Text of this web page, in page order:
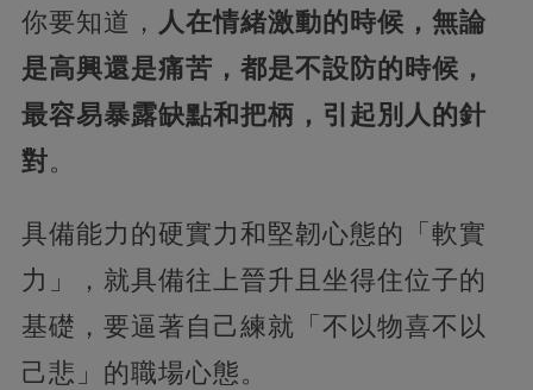
你要知道， 人在情緒激動的時候，無論
是高興還是痛苦，都是不設防的時候，
最容易暴露缺點和把柄，引起別人的針
對。
具備能力的硬實力和堅韌心態的「軟實
力」，就具備往上晉升且坐得住位子的
基礎，要逼著自己練就「不以物喜不以
己悲」的職場心態。